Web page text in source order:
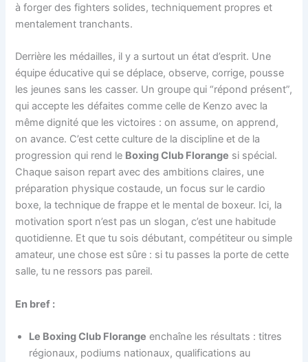
à forger des fighters solides, techniquement propres et
mentalement tranchants.
Derrière les médailles, il y a surtout un état d’esprit. Une
équipe éducative qui se déplace, observe, corrige, pousse
les jeunes sans les casser. Un groupe qui “répond présent”,
qui accepte les défaites comme celle de Kenzo avec la
même dignité que les victoires : on assume, on apprend,
on avance. C’est cette culture de la discipline et de la
progression qui rend le Boxing Club Florange si spécial.
Chaque saison repart avec des ambitions claires, une
préparation physique costaude, un focus sur le cardio
boxe, la technique de frappe et le mental de boxeur. Ici, la
motivation sport n’est pas un slogan, c’est une habitude
quotidienne. Et que tu sois débutant, compétiteur ou simple
amateur, une chose est sûre : si tu passes la porte de cette
salle, tu ne ressors pas pareil.
En bref :
Le Boxing Club Florange enchaîne les résultats : titres
régionaux, podiums nationaux, qualifications au